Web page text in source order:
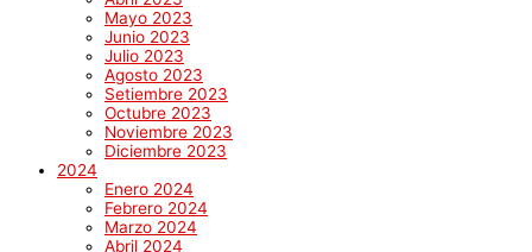
Mayo 2023
Junio 2023
Julio 2023
Agosto 2023
Setiembre 2023
Octubre 2023
Noviembre 2023
Diciembre 2023
2024
Enero 2024
Febrero 2024
Marzo 2024
Abril 2024